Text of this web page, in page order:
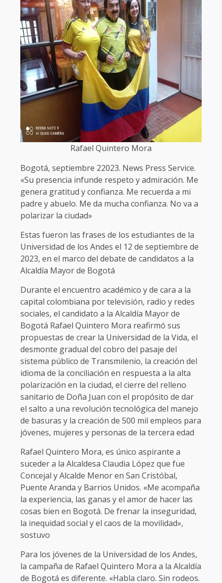
Rafael Quintero Mora
Bogotá, septiembre 22023. News Press Service.
«Su presencia infunde respeto y admiración. Me
genera gratitud y confianza. Me recuerda a mi
padre y abuelo. Me da mucha confianza. No va a
polarizar la ciudad»
Estas fueron las frases de los estudiantes de la
Universidad de los Andes el 12 de septiembre de
2023, en el marco del debate de candidatos a la
Alcaldía Mayor de Bogotá
Durante el encuentro académico y de cara a la
capital colombiana por televisión, radio y redes
sociales, el candidato a la Alcaldía Mayor de
Bogotá Rafael Quintero Mora reafirmó sus
propuestas de crear la Universidad de la Vida, el
desmonte gradual del cobro del pasaje del
sistema público de Transmilenio, la creación del
idioma de la conciliación en respuesta a la alta
polarización en la ciudad, el cierre del relleno
sanitario de Doña Juan con el propósito de dar
el salto a una revolución tecnológica del manejo
de basuras y la creación de 500 mil empleos para
jóvenes, mujeres y personas de la tercera edad
Rafael Quintero Mora, es único aspirante a
suceder a la Alcaldesa Claudia López que fue
Concejal y Alcalde Menor en San Cristóbal,
Puente Aranda y Barrios Unidos. «Me acompaña
la experiencia, las ganas y el amor de hacer las
cosas bien en Bogotá. De frenar la inseguridad,
la inequidad social y el caos de la movilidad»,
sostuvo
Para los jóvenes de la Universidad de los Andes,
la campaña de Rafael Quintero Mora a la Alcaldía
de Bogotá es diferente. «Habla claro. Sin rodeos.